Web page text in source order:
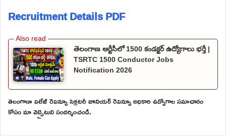
Recruitment Details PDF
తెలంగాణ ఆర్టీసీలో 1500 కండక్టర్ ఉద్యోగాలు భర్తీ |
TSRTC 1500 Conductor Jobs
Notification 2026
తెలంగాణా విలేజ్ రెవిన్యూ సెక్రటరీ జూనియర్ రెవిన్యూ అధికారి ఉద్యోగాల సమాచారం
కోసం మా వెబ్సైటుని సందర్శించండి.